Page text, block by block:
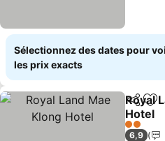
Sélectionnez des dates pour
les prix exacts
Royal
Hotel
2 Étoiles
6,9